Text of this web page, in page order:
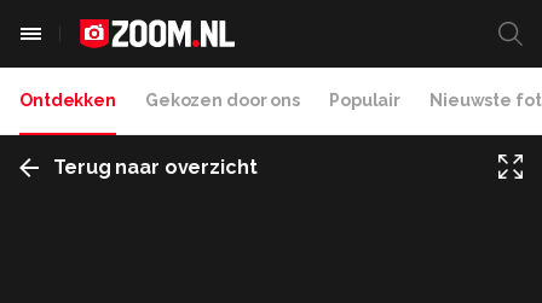
Ontdekken Gekozen door ons Populair Nieuwste
Terug naar overzicht